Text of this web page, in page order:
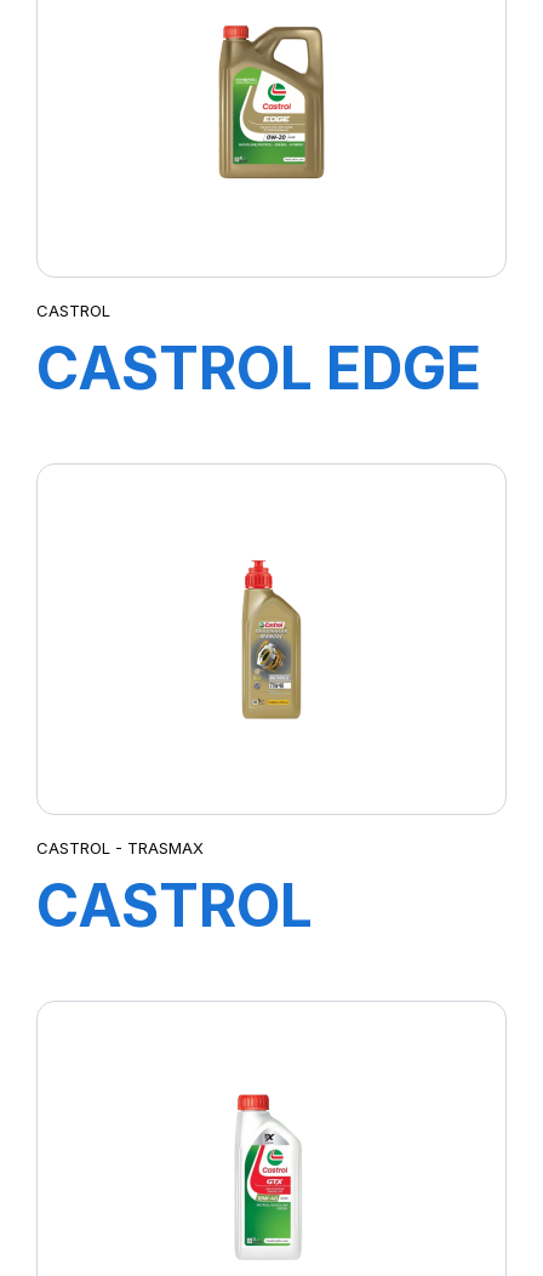
A3 10W-40
1L(nouv20)
CASTROL
CASTROL EDGE
4X5L E4
CASTROL - TRASMAX
CASTROL
75W-90 12X1L